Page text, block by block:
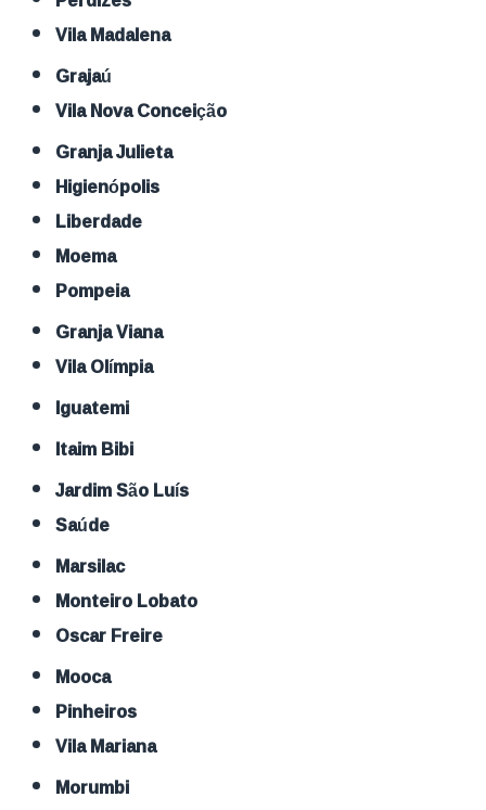
Vila Madalena
Grajaú
Vila Nova Conceição
Granja Julieta
Higienópolis
Liberdade
Moema
Pompeia
Granja Viana
Vila Olímpia
Iguatemi
Itaim Bibi
Jardim São Luís
Saúde
Marsilac
Monteiro Lobato
Oscar Freire
Mooca
Pinheiros
Vila Mariana
Morumbi